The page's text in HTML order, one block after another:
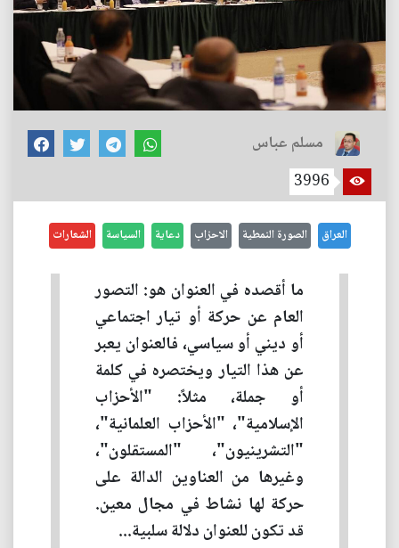
مسلم عباس
3996
العراق الصورة النمطية الاحزاب دعاية السياسة الشعارات
ما أقصده في العنوان هو: التصور
العام عن حركة أو تيار اجتماعي
أو ديني أو سياسي، فالعنوان يعبر
عن هذا التيار ويختصره في كلمة
أو جملة، مثلاً: "الأحزاب
الإسلامية"، "الأحزاب العلمانية"،
"التشرينيون"، "المستقلون"،
وغيرها من العناوين الدالة على
حركة لها نشاط في مجال معين.
قد تكون للعنوان دلالة سلبية...